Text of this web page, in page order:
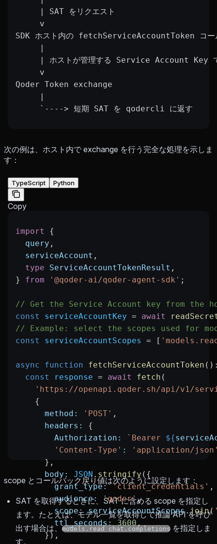
     | SAT をリクエスト
     v
SDK ホスト内の fetchServiceAccountToken コー
| ホストが管理する Service Account Key
     v
Qoder Token exchange
     `----> 短期 SAT を qodercli に返す
次の例は、ホスト内で exchange を行う完全な処理を示しま
す：
TypeScript Python
Copy
import
{
  query
,
  serviceAccount
,
  type
ServiceAccountTokenResult ,
} from '@qoder-ai/qoder-agent-sdk' ;
// Get the Service Account key from the
const
serviceAccountKey = await
// Example: select the scopes used for
const
serviceAccountScopes = [
async function fetchServiceAccountToken ()
  const
response = await fetch (
'https://openapi.qoder.sh/api/v1/
    {
      method:
'POST' ,
      headers:
{
        Authorization:
`Bearer ${
        'Content-Type'
:
'application/
      },
      body:
JSON . stringify ({
        grant_type:
'client_credentials' ,
        audience:
'qoder',
        scope:
serviceAccountScopes.join(
        ttl_seconds:
3600,
      }),
scope とコールバック戻り値は次のように設定します：
SAT を取得するときに、SAT に含める scope を指定し
ます。たとえば、モデル一覧を取得して推論 API を呼び
出す場合は、models.read chat.completions を指定しま
す。